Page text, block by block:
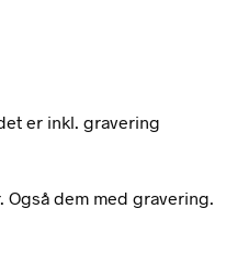
er inkl. gravering
dem med gravering.